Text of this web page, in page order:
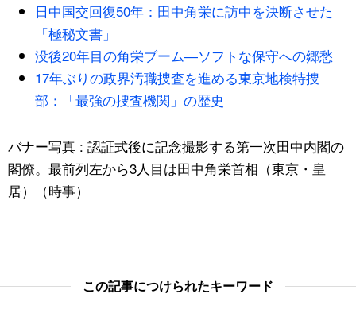
日中国交回復50年：田中角栄に訪中を決断させた
「極秘文書」
没後20年目の角栄ブーム―ソフトな保守への郷愁
17年ぶりの政界汚職捜査を進める東京地検特捜
部：「最強の捜査機関」の歴史
バナー写真 : 認証式後に記念撮影する第一次田中内閣の
閣僚。最前列左から3人目は田中角栄首相（東京・皇
居）（時事）
この記事につけられたキーワード